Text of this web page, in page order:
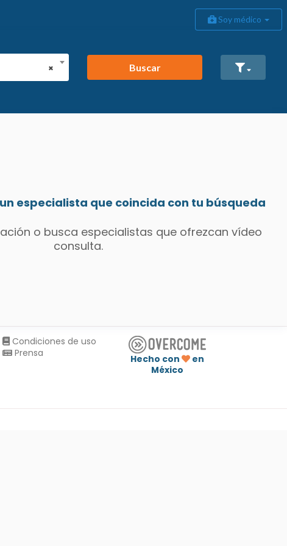
Soy médico
×
Buscar
especialista que coincida con tu búsqueda
o busca especialistas que ofrezcan vídeo
consulta.
Condiciones de uso
Prensa
Hecho con
en
México